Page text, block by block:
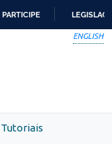
PARTICIPE
ENGLISH
Tutoriais